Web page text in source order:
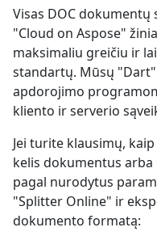
Visas DOC dokumentų
"Cloud on Aspose"
maksimaliu greičiu ir
standartų. Mūsų
apdorojimo
kliento ir serverio
Jei turite klausimų,
kelis dokumentus arba
pagal nurodytus
"Splitter Online" ir
dokumento formatą: